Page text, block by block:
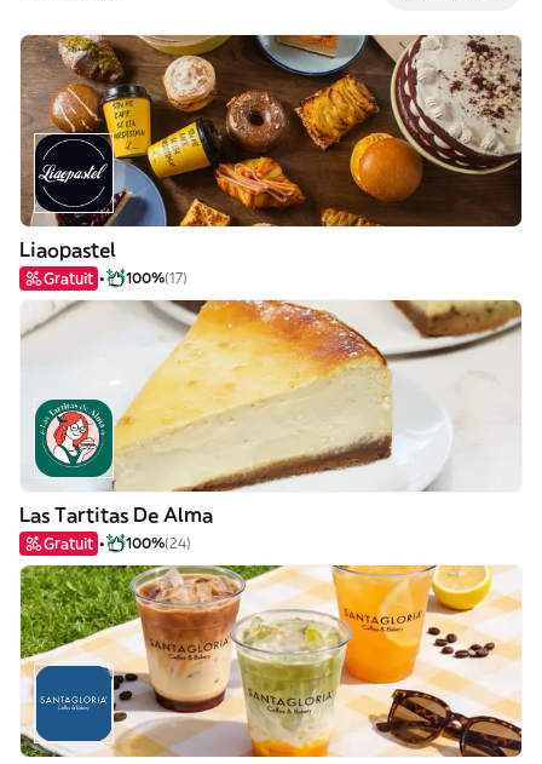
Liaopastel
Gratuit 100%(17)
Las Tartitas De Alma
Gratuit 100%(24)